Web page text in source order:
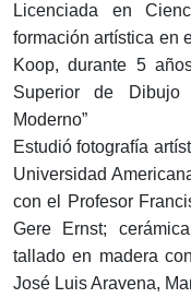
Licenciada en
formación artística en
Koop, durante 5
Superior de
Moderno”
Estudió fotografía
Universidad
con el Profesor
Gere Ernst;
tallado en madera
José Luis Aravena,